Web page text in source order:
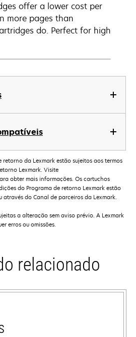
offer a lower cost per
more pages than
do. Perfect for high
da Lexmark estão sujeitos aos termos
Lexmark. Visite
obter mais informações. Os cartuchos
do Programa de retorno Lexmark estão
através do Canal de parceiros da Lexmark.
a alteração sem aviso prévio. A Lexmark
erros ou omissões.
relacionado